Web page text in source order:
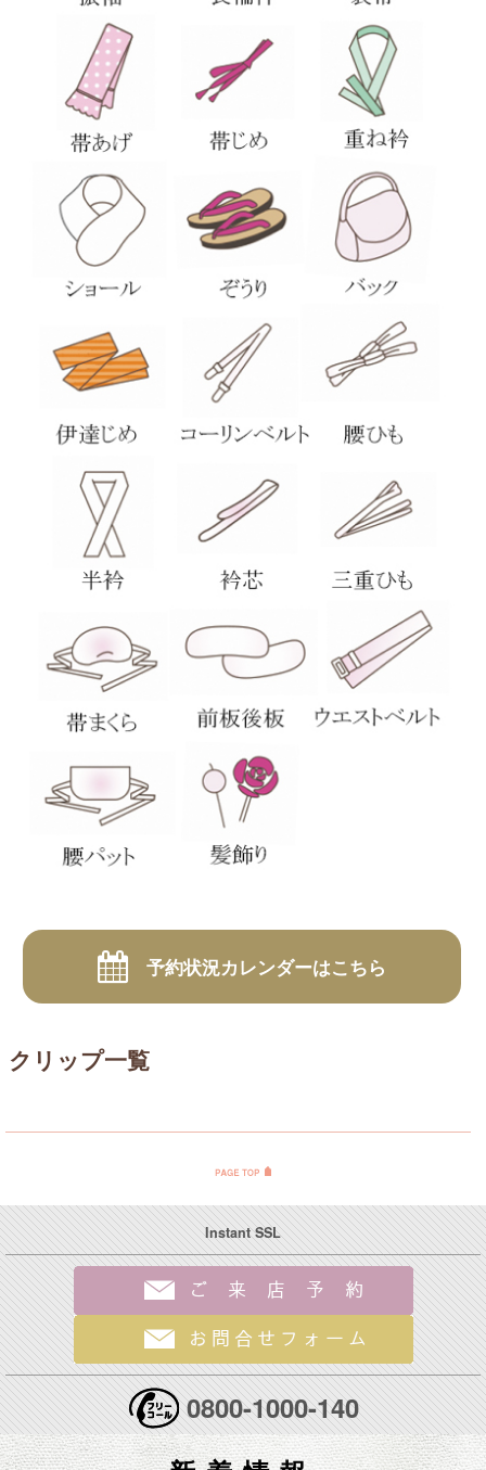
予約状況カレンダーはこちら
クリップ一覧
Instant SSL
0800-1000-140